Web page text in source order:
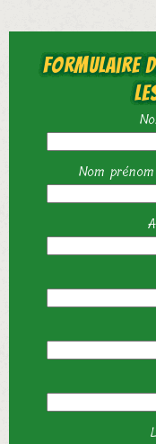
Formulaire
Nom